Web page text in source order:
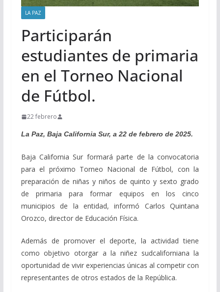
LA PAZ
Participarán
estudiantes de primaria
en el Torneo Nacional
de Fútbol.
22 febrero
La Paz, Baja California Sur, a 22 de febrero de 2025.
Baja California Sur formará parte de la convocatoria
para el próximo Torneo Nacional de Fútbol, con la
preparación de niñas y niños de quinto y sexto grado
de primaria para formar equipos en los cinco
municipios de la entidad, informó Carlos Quintana
Orozco, director de Educación Física.
Además de promover el deporte, la actividad tiene
como objetivo otorgar a la niñez sudcaliforniana la
oportunidad de vivir experiencias únicas al competir con
representantes de otros estados de la República.